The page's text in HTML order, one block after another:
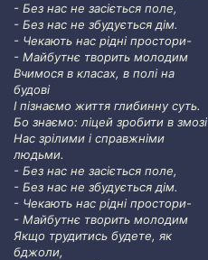
- Без нас не засіється поле,
- Без нас не збудується дім.
- Чекають нас рідні простори-
- Майбутнє творить молодим
Вчимося в класах, в полі на
будові
І пізнаємо життя глибинну суть.
Бо знаємо: ліцей зробити в змозі
Нас зрілими і справжніми
людьми.
- Без нас не засіється поле,
- Без нас не збудується дім.
- Чекають нас рідні простори-
- Майбутнє творить молодим
Якщо трудитись будете, як
бджоли,